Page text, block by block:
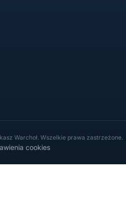
Warchoł. Wszelkie prawa zastrzeżone.
cookies